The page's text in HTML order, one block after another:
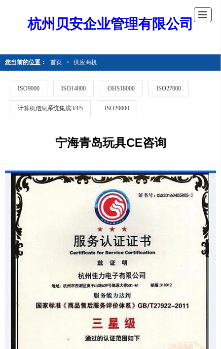
杭州贝安企业管理有限公司
您当前的位置： 首页 > 供应商机
ISO9000 ISO14000 OHS18000 ISO27000
计算机信息系统集成3/4/5 ISO20000
宁海青岛玩具CE咨询